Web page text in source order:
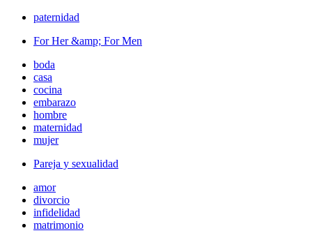
paternidad
For Her &amp; For Men
boda
casa
cocina
embarazo
hombre
maternidad
mujer
Pareja y sexualidad
amor
divorcio
infidelidad
matrimonio